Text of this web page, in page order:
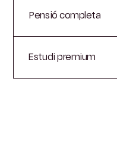
Pensió completa
Estudi premium